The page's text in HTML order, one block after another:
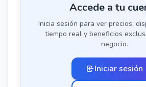
Accede a tu
Inicia sesión para ver precios,
tiempo real y beneficios
negocio.
Iniciar sesión